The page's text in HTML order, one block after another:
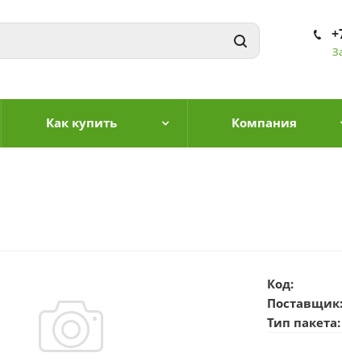
Как купить Компания
Код:
Поставщик:
Тип пакета: